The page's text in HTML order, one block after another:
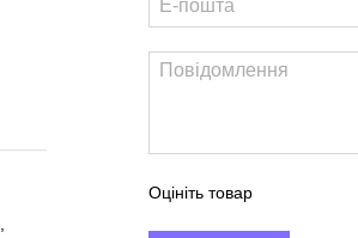
Оцініть товар